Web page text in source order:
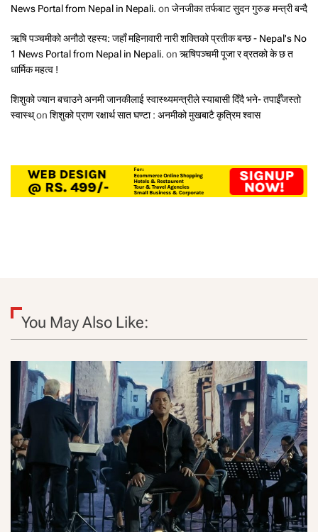
News Portal from Nepal in Nepali. on जेनजीका तर्फबाट सुदन गुरुङ मन्त्री बन्दै
ऋषि पञ्चमीको अनौठो रहस्य: जहाँ महिनावारी नारी शक्तिको प्रतीक बन्छ - Nepal's No
1 News Portal from Nepal in Nepali. on ऋषिपञ्चमी पूजा र व्रतको के छ त
धार्मिक महत्व !
शिशुको ज्यान बचाउने अनमी जानकीलाई स्वास्थ्यमन्त्रीले स्याबासी दिँदै भने- तपाईँजस्तो
स्वास्थ्on शिशुको प्राण रक्षार्थ सात घण्टा : अनमीको मुखबाटै कृत्रिम श्वास
You May Also Like: